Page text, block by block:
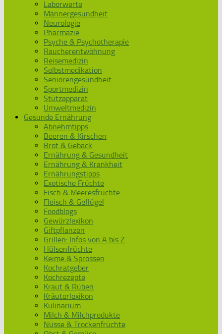
Laborwerte
Männergesundheit
Neurologie
Pharmazie
Psyche & Psychotherapie
Raucherentwöhnung
Reisemedizin
Selbstmedikation
Seniorengesundheit
Sportmedizin
Stützapparat
Umweltmedizin
Gesunde Ernährung
Abnehmtipps
Beeren & Kirschen
Brot & Gebäck
Ernährung & Gesundheit
Ernährung & Krankheit
Ernährungstipps
Exotische Früchte
Fisch & Meeresfrüchte
Fleisch & Geflügel
Foodblogs
Gewürzlexikon
Giftpflanzen
Grillen: Infos von A bis Z
Hülsenfrüchte
Keime & Sprossen
Kochratgeber
Kochrezepte
Kraut & Rüben
Kräuterlexikon
Kulinarium
Milch & Milchprodukte
Nüsse & Trockenfrüchte